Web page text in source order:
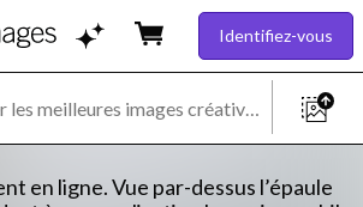
Identifiez-vous
en ligne. Vue par-dessus l’épaule